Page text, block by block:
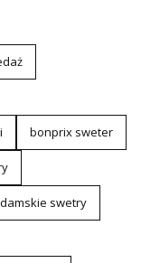
bonprix sweter
damskie swetry